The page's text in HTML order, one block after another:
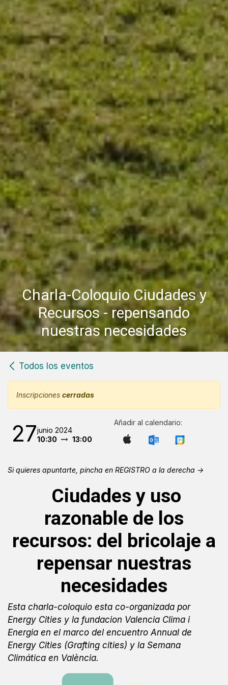
Charla-Coloquio Ciudades y
Recursos - repensando
nuestras necesidades
Todos los eventos
Inscripciones cerradas
27junio 2024
10:30
13:00
Añadir al calendario:
Si quieres apuntarte, pincha en REGISTRO a la derecha ->
Ciudades y uso
razonable de los
recursos: del bricolaje a
repensar nuestras
necesidades
Esta charla-coloquio esta co-organizada por
Energy Cities y la fundacion Valencia Clima i
Energia en el marco del encuentro Annual de
Energy Cities (Grafting cities) y la Semana
Climática en València.